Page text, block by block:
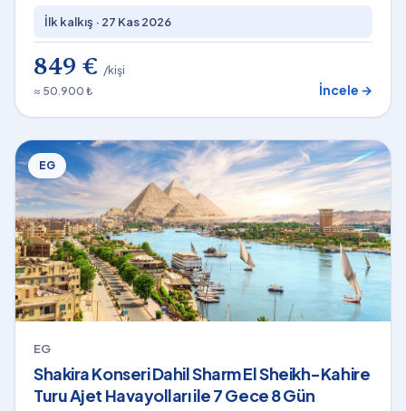
İlk kalkış · 27 Kas 2026
849 € /kişi
≈ 50.900 ₺
İncele →
EG
EG
Shakira Konseri Dahil Sharm El Sheikh-Kahire
Turu Ajet Havayolları ile 7 Gece 8 Gün